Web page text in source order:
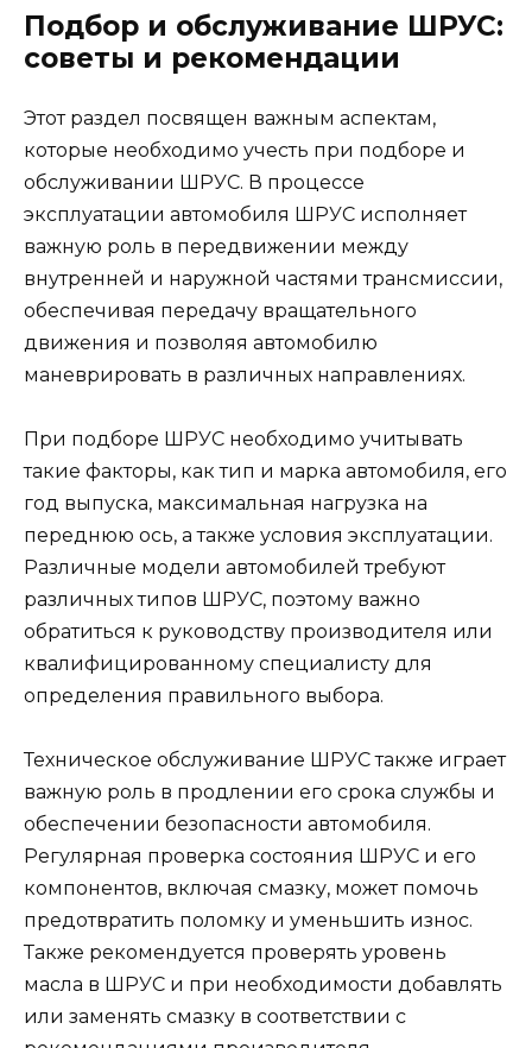
Подбор и обслуживание ШРУС:
советы и рекомендации
Этот раздел посвящен важным аспектам,
которые необходимо учесть при подборе и
обслуживании ШРУС. В процессе
эксплуатации автомобиля ШРУС исполняет
важную роль в передвижении между
внутренней и наружной частями трансмиссии,
обеспечивая передачу вращательного
движения и позволяя автомобилю
маневрировать в различных направлениях.
При подборе ШРУС необходимо учитывать
такие факторы, как тип и марка автомобиля, его
год выпуска, максимальная нагрузка на
переднюю ось, а также условия эксплуатации.
Различные модели автомобилей требуют
различных типов ШРУС, поэтому важно
обратиться к руководству производителя или
квалифицированному специалисту для
определения правильного выбора.
Техническое обслуживание ШРУС также играет
важную роль в продлении его срока службы и
обеспечении безопасности автомобиля.
Регулярная проверка состояния ШРУС и его
компонентов, включая смазку, может помочь
предотвратить поломку и уменьшить износ.
Также рекомендуется проверять уровень
масла в ШРУС и при необходимости добавлять
или заменять смазку в соответствии с